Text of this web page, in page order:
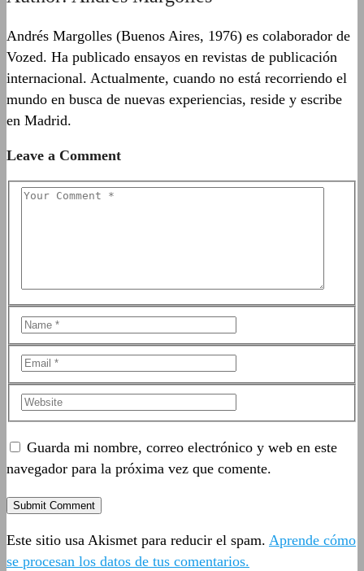
Andrés Margolles (Buenos Aires, 1976) es colaborador de
Vozed. Ha publicado ensayos en revistas de publicación
internacional. Actualmente, cuando no está recorriendo el
mundo en busca de nuevas experiencias, reside y escribe
en Madrid.
Leave a Comment
Guarda mi nombre, correo electrónico y web en este
navegador para la próxima vez que comente.
Este sitio usa Akismet para reducir el spam. Aprende cómo
se procesan los datos de tus comentarios.